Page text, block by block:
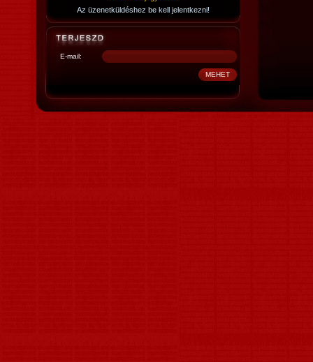
Az üzenetküldéshez be kell jelentkezni!
E-mail: